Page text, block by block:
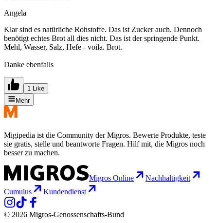
Angela
Klar sind es natürliche Rohstoffe. Das ist Zucker auch. Dennoch
benötigt echtes Brot all dies nicht. Das ist der springende Punkt.
Mehl, Wasser, Salz, Hefe - voila. Brot.
Danke ebenfalls
1 Like
Mehr
Migipedia ist die Community der Migros. Bewerte Produkte, teste
sie gratis, stelle und beantworte Fragen. Hilf mit, die Migros noch
besser zu machen.
Migros Online
Nachhaltigkeit
Cumulus
Kundendienst
© 2026 Migros-Genossenschafts-Bund